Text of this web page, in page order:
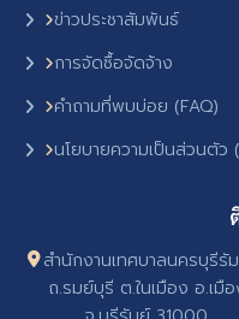
ข่าวประชาสัมพันธ์
การจัดซื้อจัดจ้าง
คำถามที่พบบ่อย (FAQ)
นโยบายความเป็นส่วนตัว
สำนักงานเทศบาลนครบุรีรั
ถ.รมย์บุรี ต.ในเมือง อ.เมื